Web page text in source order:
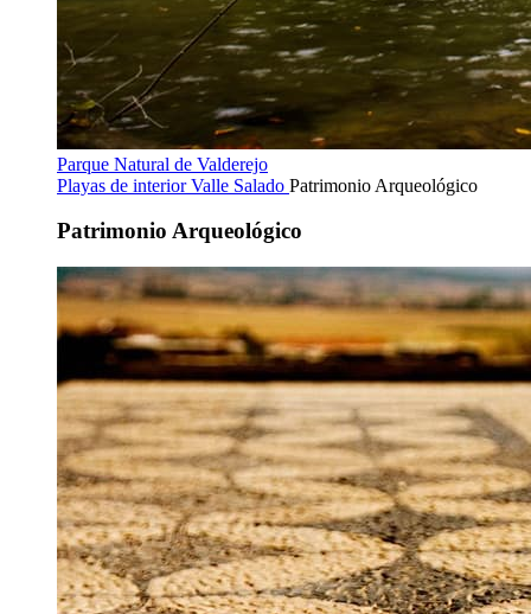
Parque Natural de Valderejo
Playas de interiorValle Salado Patrimonio Arqueológico
Patrimonio Arqueológico